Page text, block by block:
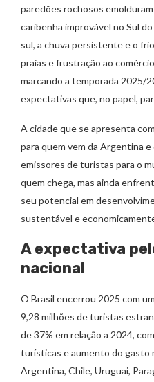
paredões rochosos
caribenha improvável no Sul
sul, a chuva persistente e o
praias e frustração ao
marcando a temporada 2025/
expectativas que, no papel,
A cidade que se apresenta
para quem vem da Argentina
emissores de turistas para o
quem chega, mas ainda
seu potencial em
sustentável e
A expectativa
nacional
O Brasil encerrou 2025 com
9,28 milhões de turistas
de 37% em relação a 2024,
turísticas e aumento do gasto
Argentina, Chile, Uruguai,